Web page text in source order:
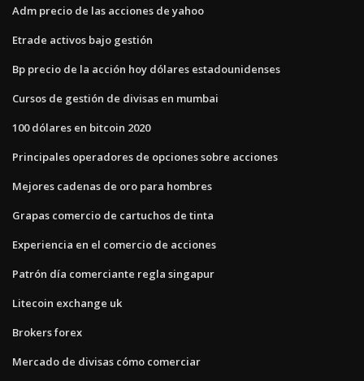
Adm precio de las acciones de yahoo
Etrade activos bajo gestión
Bp precio de la acción hoy dólares estadounidenses
Cursos de gestión de divisas en mumbai
100 dólares en bitcoin 2020
Principales operadores de opciones sobre acciones
Mejores cadenas de oro para hombres
Grapas comercio de cartuchos de tinta
Experiencia en el comercio de acciones
Patrón día comerciante regla singapur
Litecoin exchange uk
Brokers forex
Mercado de divisas cómo comerciar